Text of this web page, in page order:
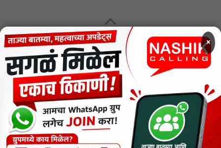
MENU
CODE OF ETHICS FOR DIGITAL NEWS WEBSITES
Contact Us
Privacy Policy
Short News
×